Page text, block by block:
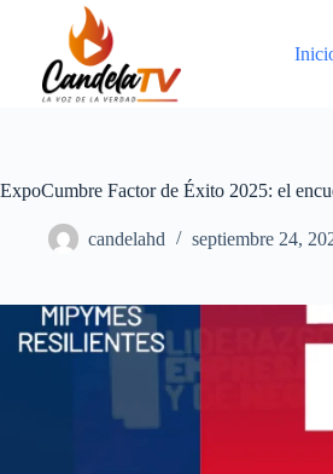
contenido
ExpoCumbre Factor de Éxito 2025: el
candelahd septiembre 24,